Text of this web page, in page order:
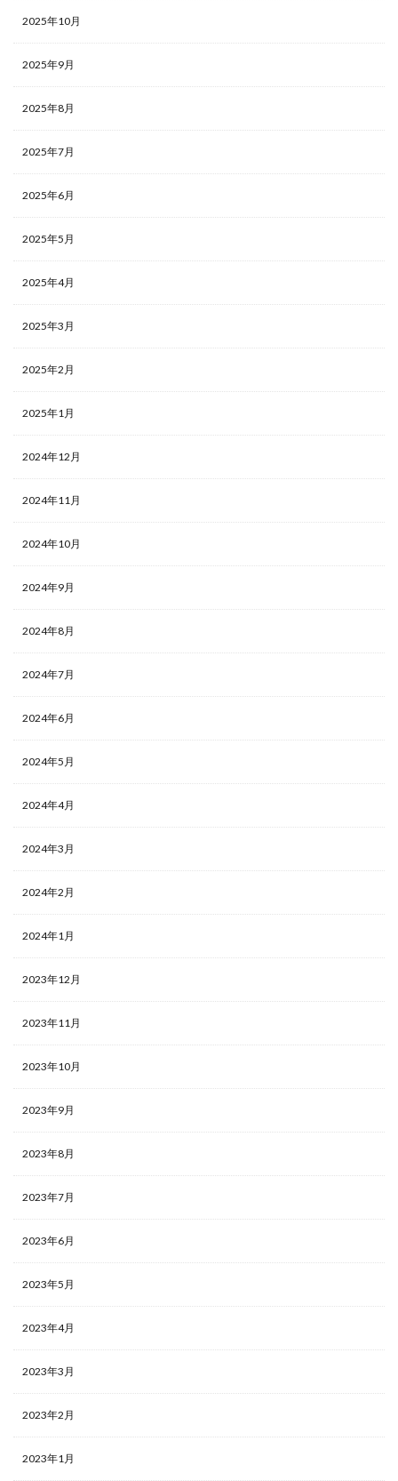
2025年10月
2025年9月
2025年8月
2025年7月
2025年6月
2025年5月
2025年4月
2025年3月
2025年2月
2025年1月
2024年12月
2024年11月
2024年10月
2024年9月
2024年8月
2024年7月
2024年6月
2024年5月
2024年4月
2024年3月
2024年2月
2024年1月
2023年12月
2023年11月
2023年10月
2023年9月
2023年8月
2023年7月
2023年6月
2023年5月
2023年4月
2023年3月
2023年2月
2023年1月